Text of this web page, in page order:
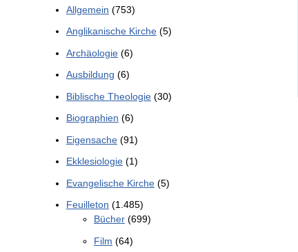
Allgemein (753)
Anglikanische Kirche (5)
Archäologie (6)
Ausbildung (6)
Biblische Theologie (30)
Biographien (6)
Eigensache (91)
Ekklesiologie (1)
Evangelische Kirche (5)
Feuilleton (1.485)
Bücher (699)
Film (64)